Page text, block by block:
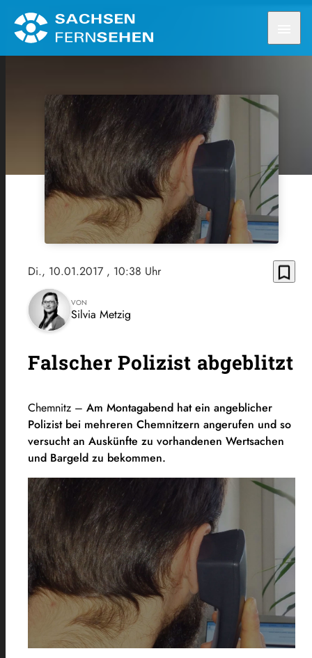
Di., 10.01.2017 , 10:38 Uhr bookmark_border
VON
Silvia Metzig
Falscher Polizist abgeblitzt
Chemnitz – Am Montagabend hat ein angeblicher
Polizist bei mehreren Chemnitzern angerufen und so
versucht an Auskünfte zu vorhandenen Wertsachen
und Bargeld zu bekommen.